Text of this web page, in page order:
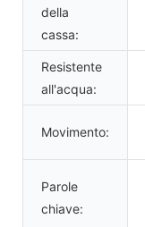
della
cassa:
Resistente
all'acqua:
Movimento:
Parole
chiave: